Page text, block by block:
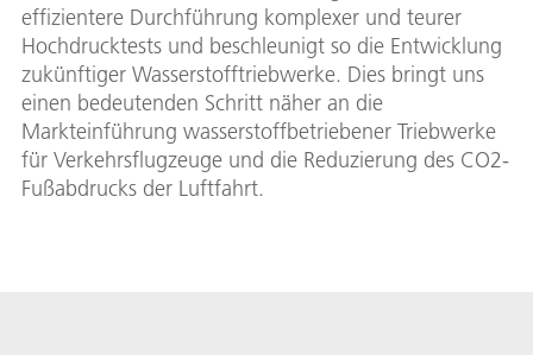
effizientere Durchführung komplexer und teurer
Hochdrucktests und beschleunigt so die Entwicklung
zukünftiger Wasserstofftriebwerke. Dies bringt uns
einen bedeutenden Schritt näher an die
Markteinführung wasserstoffbetriebener Triebwerke
für Verkehrsflugzeuge und die Reduzierung des CO2-
Fußabdrucks der Luftfahrt.